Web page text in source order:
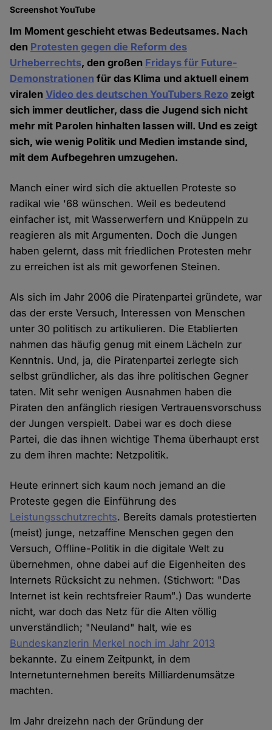
Screenshot YouTube
Im Moment geschieht etwas Bedeutsames. Nach
den Protesten gegen die Reform des
Urheberrechts, den großen Fridays für Future-
Demonstrationen für das Klima und aktuell einem
viralenVideo des deutschen YouTubers Rezo zeigt
sich immer deutlicher, dass die Jugend sich nicht
mehr mit Parolen hinhalten lassen will. Und es zeigt
sich, wie wenig Politik und Medien imstande sind,
mit dem Aufbegehren umzugehen.
Manch einer wird sich die aktuellen Proteste so
radikal wie '68 wünschen. Weil es bedeutend
einfacher ist, mit Wasserwerfern und Knüppeln zu
reagieren als mit Argumenten. Doch die Jungen
haben gelernt, dass mit friedlichen Protesten mehr
zu erreichen ist als mit geworfenen Steinen.
Als sich im Jahr 2006 die Piratenpartei gründete, war
das der erste Versuch, Interessen von Menschen
unter 30 politisch zu artikulieren. Die Etablierten
nahmen das häufig genug mit einem Lächeln zur
Kenntnis. Und, ja, die Piratenpartei zerlegte sich
selbst gründlicher, als das ihre politischen Gegner
taten. Mit sehr wenigen Ausnahmen haben die
Piraten den anfänglich riesigen Vertrauensvorschuss
der Jungen verspielt. Dabei war es doch diese
Partei, die das ihnen wichtige Thema überhaupt erst
zu dem ihren machte: Netzpolitik.
Heute erinnert sich kaum noch jemand an die
Proteste gegen die Einführung des
Leistungsschutzrechts. Bereits damals protestierten
(meist) junge, netzaffine Menschen gegen den
Versuch, Offline-Politik in die digitale Welt zu
übernehmen, ohne dabei auf die Eigenheiten des
Internets Rücksicht zu nehmen. (Stichwort: "Das
Internet ist kein rechtsfreier Raum".) Das wunderte
nicht, war doch das Netz für die Alten völlig
unverständlich; "Neuland" halt, wie es
Bundeskanzlerin Merkel noch im Jahr 2013
bekannte. Zu einem Zeitpunkt, in dem
Internetunternehmen bereits Milliardenumsätze
machten.
Im Jahr dreizehn nach der Gründung der